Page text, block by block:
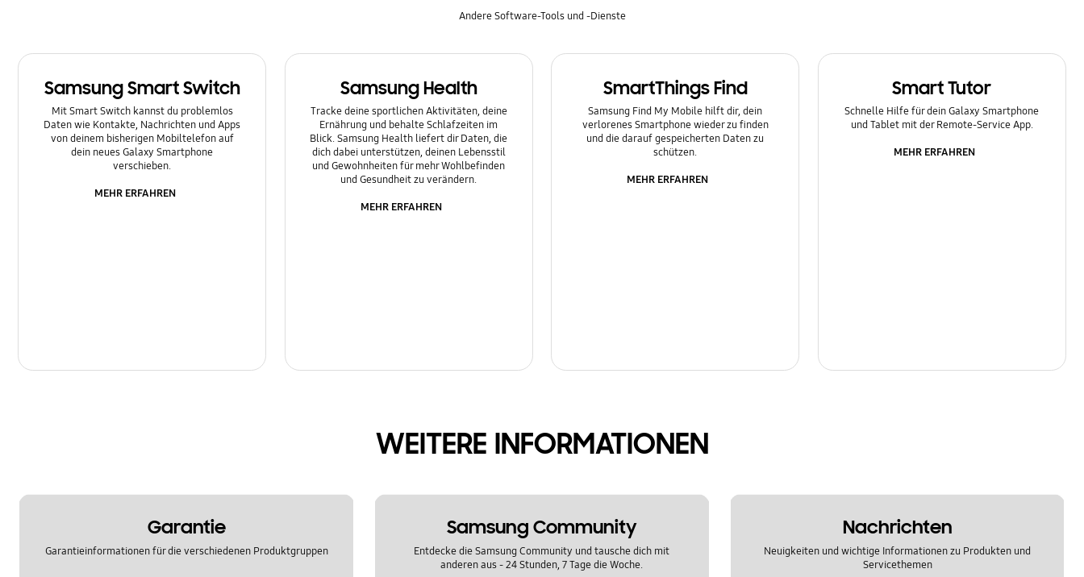
Andere Software-Tools und -Dienste
Samsung Smart Switch
Mit Smart Switch kannst du problemlos
Daten wie Kontakte, Nachrichten und Apps
von deinem bisherigen Mobiltelefon auf
dein neues Galaxy Smartphone
verschieben.
MEHR ERFAHREN
Samsung Health
Tracke deine sportlichen Aktivitäten, deine
Ernährung und behalte Schlafzeiten im
Blick. Samsung Health liefert dir Daten, die
dich dabei unterstützen, deinen Lebensstil
und Gewohnheiten für mehr Wohlbefinden
und Gesundheit zu verändern.
MEHR ERFAHREN
SmartThings Find
Samsung Find My Mobile hilft dir, dein
verlorenes Smartphone wieder zu finden
und die darauf gespeicherten Daten zu
schützen.
MEHR ERFAHREN
Smart Tutor
Schnelle Hilfe für dein Galaxy Smartphone
und Tablet mit der Remote-Service App.
MEHR ERFAHREN
WEITERE INFORMATIONEN
Garantie
Garantieinformationen für die verschiedenen Produktgruppen
Samsung Community
Entdecke die Samsung Community und tausche dich mit
anderen aus - 24 Stunden, 7 Tage die Woche.
Nachrichten
Neuigkeiten und wichtige Informationen zu Produkten und
Servicethemen